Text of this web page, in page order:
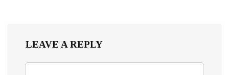
LEAVE A REPLY